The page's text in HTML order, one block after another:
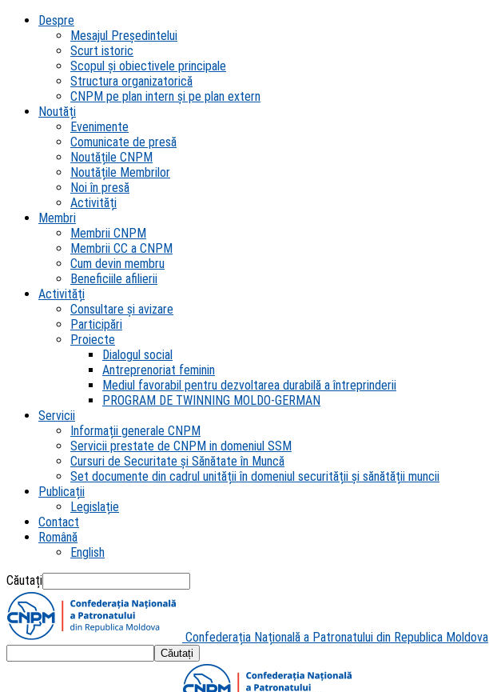
Despre
Mesajul Președintelui
Scurt istoric
Scopul şi obiectivele principale
Structura organizatorică
CNPM pe plan intern şi pe plan extern
Noutăți
Evenimente
Comunicate de presă
Noutățile CNPM
Noutățile Membrilor
Noi în presă
Activități
Membri
Membrii CNPM
Membrii CC a CNPM
Cum devin membru
Beneficiile afilierii
Activități
Consultare și avizare
Participări
Proiecte
Dialogul social
Antreprenoriat feminin
Mediul favorabil pentru dezvoltarea durabilă a întreprinderii
PROGRAM DE TWINNING MOLDO-GERMAN
Servicii
Informații generale CNPM
Servicii prestate de CNPM in domeniul SSM
Cursuri de Securitate și Sănătate în Muncă
Set documente din cadrul unității în domeniul securității și sănătății muncii
Publicații
Legislație
Contact
Română
English
Căutați
Confederația Națională a Patronatului din Republica Moldova